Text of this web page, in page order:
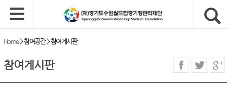
Home>참여공간>참여게시판
참여게시판